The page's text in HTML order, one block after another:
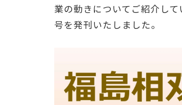
業の動きについてご紹介し
号を発刊いたしました。